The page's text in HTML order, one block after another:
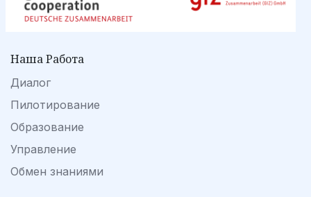
Наша Работа
Диалог
Пилотирование
Образование
Управление
Обмен знаниями